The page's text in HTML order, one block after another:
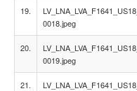
19.
0018.jpeg
20.
0019.jpeg
21.